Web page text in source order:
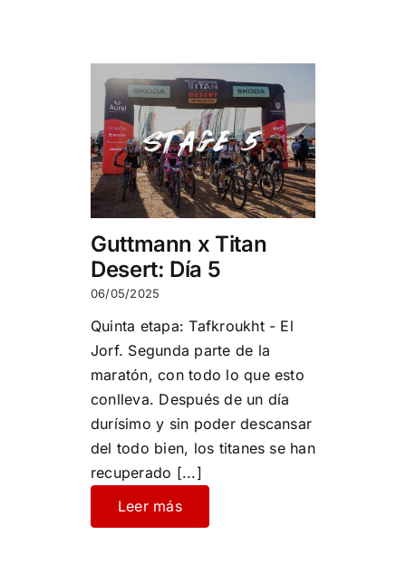
Guttmann x Titan
Desert: Día 5
06/05/2025
Quinta etapa: Tafkroukht - El
Jorf. Segunda parte de la
maratón, con todo lo que esto
conlleva. Después de un día
durísimo y sin poder descansar
del todo bien, los titanes se han
recuperado [...]
Leer más